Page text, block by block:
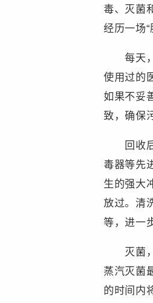
毒、灭菌
经历一场
每天，
使用过的
如果不妥
致，确保
回收后
毒器等先
生的强大
放过。清
等，进一
灭菌，
蒸汽灭菌
的时间内